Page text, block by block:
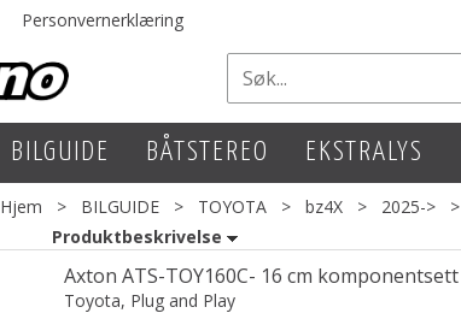
Personvernerklæring
BILGUIDE BÅTSTEREO EKSTRALYS
Hjem > BILGUIDE > TOYOTA > bz4X > 2025-> >
Produktbeskrivelse
Axton ATS-TOY160C- 16 cm komponentsett
Toyota, Plug and Play